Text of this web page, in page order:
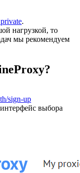
.
нагрузкой, то
мы рекомендуем
sign-up
выбора